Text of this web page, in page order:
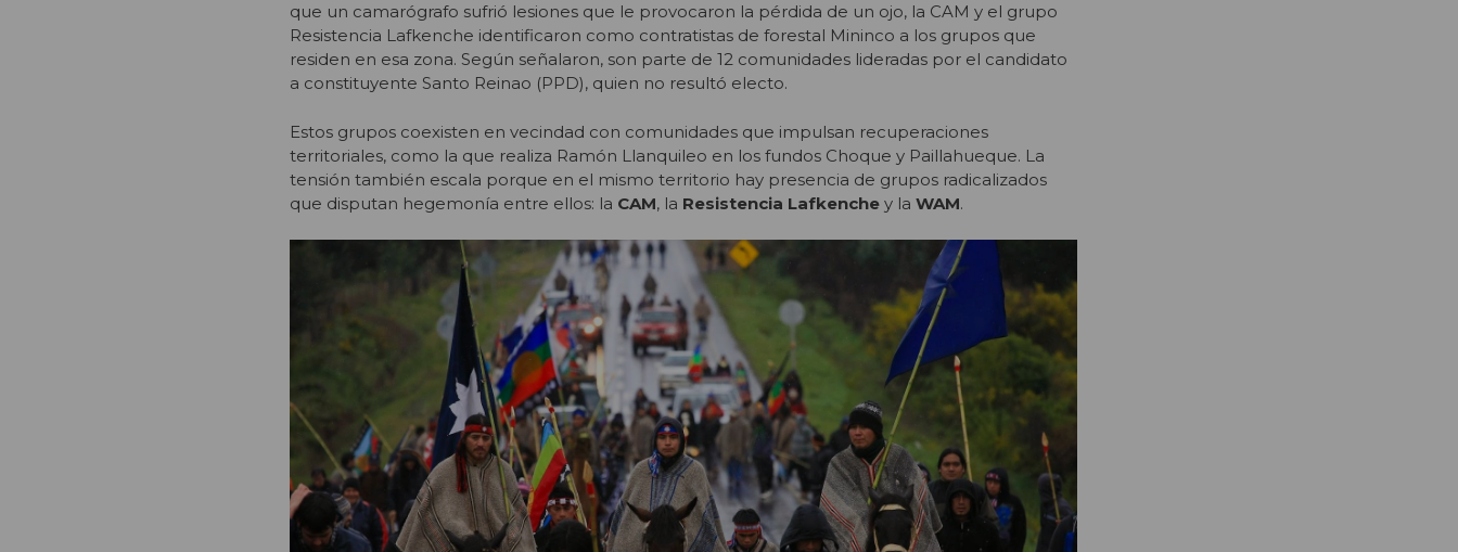
que un camarógrafo sufrió lesiones que le provocaron la pérdida de un ojo, la CAM y el grupo
Resistencia Lafkenche identificaron como contratistas de forestal Mininco a los grupos que
residen en esa zona. Según señalaron, son parte de 12 comunidades lideradas por el candidato
a constituyente Santo Reinao (PPD), quien no resultó electo.
Estos grupos coexisten en vecindad con comunidades que impulsan recuperaciones
territoriales, como la que realiza Ramón Llanquileo en los fundos Choque y Paillahueque. La
tensión también escala porque en el mismo territorio hay presencia de grupos radicalizados
que disputan hegemonía entre ellos: la CAM, la Resistencia Lafkenche y la WAM.